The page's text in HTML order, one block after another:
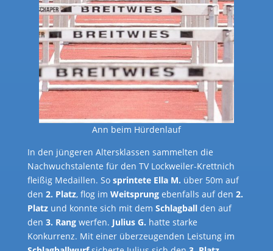
Ann beim Hürdenlauf
In den jüngeren Altersklassen sammelten die
Nachwuchstalente für den TV Lockweiler-Krettnich
fleißig Medaillen. So sprintete Ella M. über 50m auf
den 2. Platz, flog im Weitsprungebenfalls auf den 2.
Platzund konnte sich mit dem Schlagball den auf
den 3. Rangwerfen. Julius G. hatte starke
Konkurrenz. Mit einer überzeugenden Leistung im